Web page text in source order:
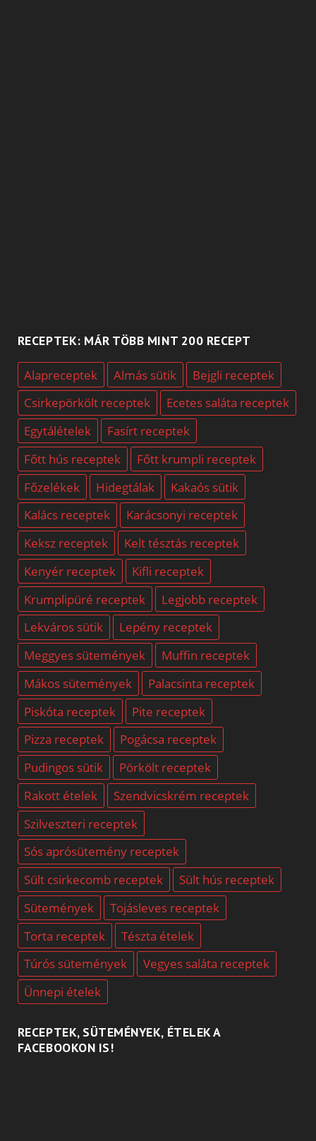
RECEPTEK: MÁR TÖBB MINT 200 RECEPT
Alapreceptek Almás sütik
Bejgli receptek
Csirkepörkölt receptek
Ecetes saláta receptek
Egytálételek
Fasírt receptek
Főtt hús receptek
Főtt krumpli receptek
Főzelékek
Hidegtálak
Kakaós sütik
Kalács receptek
Karácsonyi receptek
Keksz receptek
Kelt tésztás receptek
Kenyér receptek
Kifli receptek
Krumplipüré receptek
Legjobb receptek
Lekváros sütik
Lepény receptek
Meggyes sütemények
Muffin receptek
Mákos sütemények
Palacsinta receptek
Piskóta receptek
Pite receptek
Pizza receptek
Pogácsa receptek
Pudingos sütik
Pörkölt receptek
Rakott ételek
Szendvicskrém receptek
Szilveszteri receptek
Sós aprósütemény receptek
Sült csirkecomb receptek
Sült hús receptek
Sütemények
Tojásleves receptek
Torta receptek
Tészta ételek
Túrós sütemények
Vegyes saláta receptek
Ünnepi ételek
RECEPTEK, SÜTEMÉNYEK, ÉTELEK A
FACEBOOKON IS!